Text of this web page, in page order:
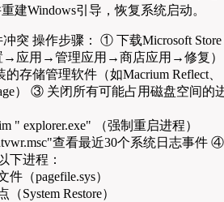
建Windows引导，恢复系统启动。
突 操作步骤： ① 下载Microsoft Store
→应用→管理应用→商店应用→修复）
存储管理软件（如Macrium Reflect、
） ③ 关闭所有可能占用磁盘空间的
" explorer.exe" （强制重启进程）
查看最近30个系统日志事件 ④
下进程：
件（pagefile.sys）
System Restore）